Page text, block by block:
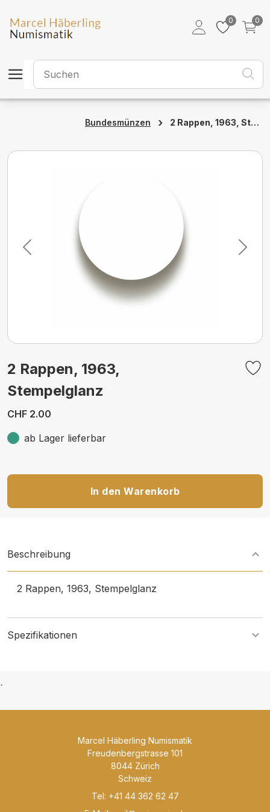
0
0
Bundesmünzen › 2 Rappen, 1963, Stempelglanz
Previous Next
2 Rappen, 1963,
Stempelglanz
CHF 2.00
ab Lager lieferbar
In den Warenkorb
Beschreibung
2 Rappen, 1963, Stempelglanz
Spezifikationen
`
Marcel Häberling Numismatik
Freudenbergstrasse 101
8044 Zürich
Schweiz
Tel: +41 44 362 62 47